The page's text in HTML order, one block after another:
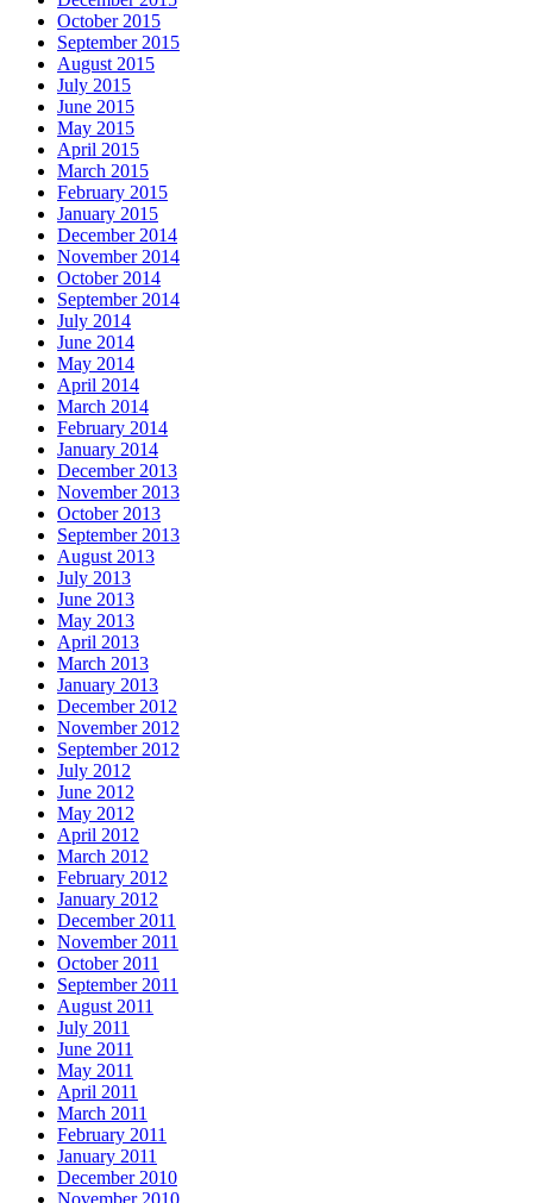
October 2015
September 2015
August 2015
July 2015
June 2015
May 2015
April 2015
March 2015
February 2015
January 2015
December 2014
November 2014
October 2014
September 2014
July 2014
June 2014
May 2014
April 2014
March 2014
February 2014
January 2014
December 2013
November 2013
October 2013
September 2013
August 2013
July 2013
June 2013
May 2013
April 2013
March 2013
January 2013
December 2012
November 2012
September 2012
July 2012
June 2012
May 2012
April 2012
March 2012
February 2012
January 2012
December 2011
November 2011
October 2011
September 2011
August 2011
July 2011
June 2011
May 2011
April 2011
March 2011
February 2011
January 2011
December 2010
November 2010